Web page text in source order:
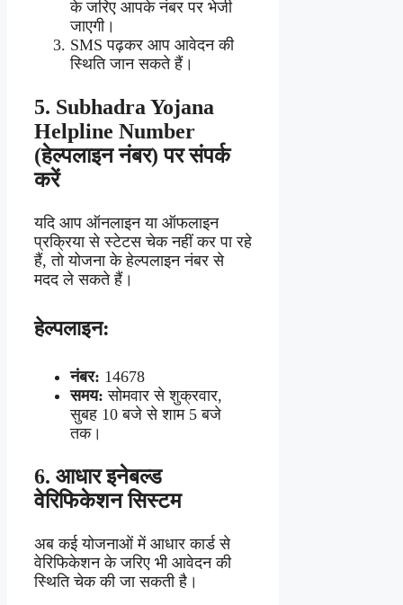
के जरिए आपके नंबर पर भेजी
जाएगी।
SMS पढ़कर आप आवेदन की
स्थिति जान सकते हैं।
5. Subhadra Yojana
Helpline Number
(हेल्पलाइन नंबर) पर संपर्क
करें
यदि आप ऑनलाइन या ऑफलाइन
प्रक्रिया से स्टेटस चेक नहीं कर पा रहे
हैं, तो योजना के हेल्पलाइन नंबर से
मदद ले सकते हैं।
हेल्पलाइन:
नंबर: 14678
समय: सोमवार से शुक्रवार,
सुबह 10 बजे से शाम 5 बजे
तक।
6. आधार इनेबल्ड
वेरिफिकेशन सिस्टम
अब कई योजनाओं में आधार कार्ड से
वेरिफिकेशन के जरिए भी आवेदन की
स्थिति चेक की जा सकती है।